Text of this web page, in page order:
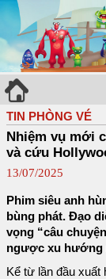
TIN PHÒNG VÉ
Nhiệm vụ mới
và cứu
13/07/2025
Phim siêu anh
bùng phát. Đạo
vọng “câu
ngược xu hướng
Kể từ lần đầu xuất